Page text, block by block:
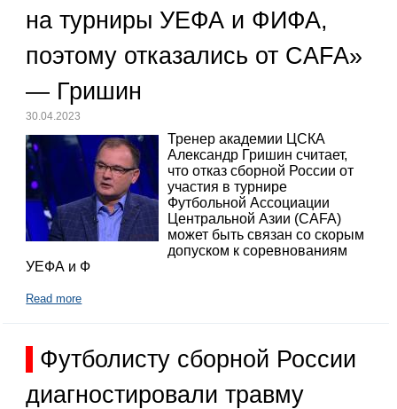
на турниры УЕФА и ФИФА,
поэтому отказались от CAFA»
— Гришин
30.04.2023
Тренер академии ЦСКА
Александр Гришин считает,
что отказ сборной России от
участия в турнире
Футбольной Ассоциации
Центральной Азии (CAFA)
может быть связан со скорым
допуском к соревнованиям
УЕФА и Ф
Read more
Футболисту сборной России
диагностировали травму